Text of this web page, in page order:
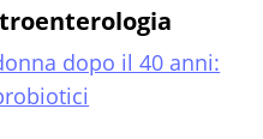
dopo il 40 anni: